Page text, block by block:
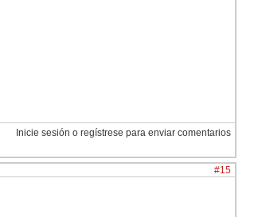
Inicie sesión o regístrese para enviar comentarios
#15